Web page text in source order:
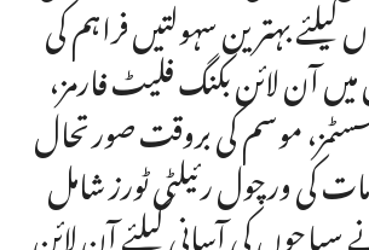
کیلئے بہترین سہولتیں فراہم کی
آن لائن بکنگ فلیٹ فارمز،
موسم کی بروقت صورتحال
کی ورچول رئیلٹی ٹورز شامل
کی آسانی کیلئے آن لائن